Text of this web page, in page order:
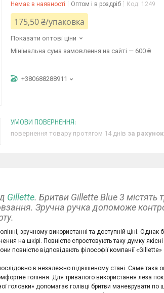
Немає в наявності Оптом і в роздріб Код: 1249
175,50 ₴/упаковка
Показати оптові ціни
Мінімальна сума замовлення на сайті — 600 ₴
+380688288911
повернення товару протягом 14 днів за
Gillette. Бритви Gillette Blue 3 містять
Зручна ручка допоможе
зручному використанні та доступній ціні. Однак
на шкірі. Повністю спростовують таку думку якісні
повністю відповідають філософії компанії
в незалежно підвішеному стані. Саме така
гоління. Для тривалого використання леза
головки» допомагає голівці бритви маневрувати по